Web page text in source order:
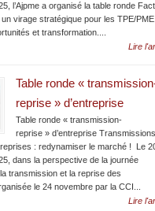
l’Ajpme a organisé la table ronde
virage stratégique pour les TPE/
et transformation....
Lire
Table ronde «
reprise » d’entreprise
Table ronde « transmission-
reprise » d’entreprise
: redynamiser le marché ! Le
dans la perspective de la journée
transmission et la reprise des
le 24 novembre par la CCI...
Lire